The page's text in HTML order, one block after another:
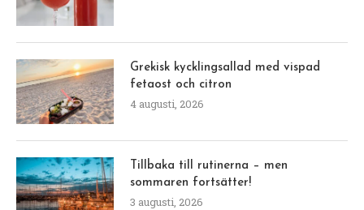
Grekisk kycklingsallad med vispad
fetaost och citron
4 augusti, 2026
Tillbaka till rutinerna – men
sommaren fortsätter!
3 augusti, 2026